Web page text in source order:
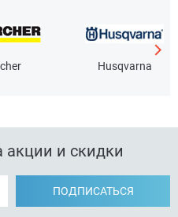
Husqvarna
акции и скидки
ПОДПИСАТЬСЯ